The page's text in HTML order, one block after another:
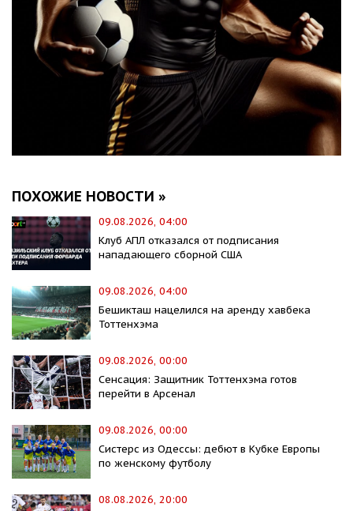
ПОХОЖИЕ НОВОСТИ »
09.08.2026, 04:00
Клуб АПЛ отказался от подписания
нападающего сборной США
09.08.2026, 04:00
Бешикташ нацелился на аренду хавбека
Тоттенхэма
09.08.2026, 00:00
Сенсация: Защитник Тоттенхэма готов
перейти в Арсенал
09.08.2026, 00:00
Систерс из Одессы: дебют в Кубке Европы
по женскому футболу
08.08.2026, 20:00